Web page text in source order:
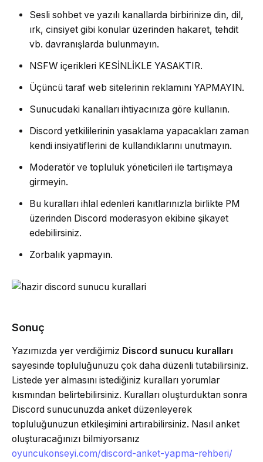
Sesli sohbet ve yazılı kanallarda birbirinize din, dil,
ırk, cinsiyet gibi konular üzerinden hakaret, tehdit
vb. davranışlarda bulunmayın.
NSFW içerikleri KESİNLİKLE YASAKTIR.
Üçüncü taraf web sitelerinin reklamını YAPMAYIN.
Sunucudaki kanalları ihtiyacınıza göre kullanın.
Discord yetkililerinin yasaklama yapacakları zaman
kendi insiyatiflerini de kullandıklarını unutmayın.
Moderatör ve topluluk yöneticileri ile tartışmaya
girmeyin.
Bu kuralları ihlal edenleri kanıtlarınızla birlikte PM
üzerinden Discord moderasyon ekibine şikayet
edebilirsiniz.
Zorbalık yapmayın.
Sonuç
Yazımızda yer verdiğimiz Discord sunucu kuralları
sayesinde topluluğunuzu çok daha düzenli tutabilirsiniz.
Listede yer almasını istediğiniz kuralları yorumlar
kısmından belirtebilirsiniz. Kuralları oluşturduktan sonra
Discord sunucunuzda anket düzenleyerek
topluluğunuzun etkileşimini artırabilirsiniz. Nasıl anket
oluşturacağınızı bilmiyorsanız
oyuncukonseyi.com/discord-anket-yapma-rehberi/